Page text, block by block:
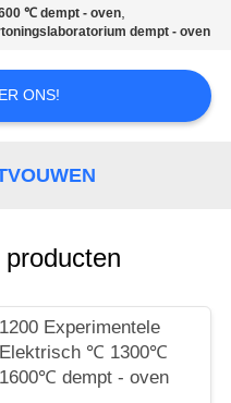
℃ dempt - oven,
dempt - oven
ONS!
1200 Experimentele
Elektrisch ℃ 1300℃
1600℃ dempt - oven